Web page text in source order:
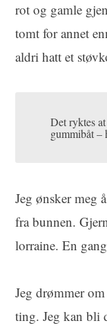
rot og gamle
tomt for annet
aldri hatt et
Det ryktes
gummibåt –
Jeg ønsker meg
fra bunnen.
lorraine. En
Jeg drømmer
ting. Jeg kan bli